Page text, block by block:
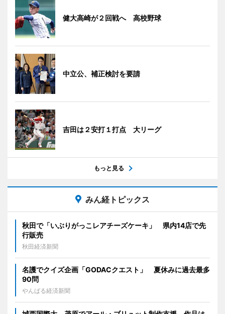
健大高崎が２回戦へ 高校野球
中立公、補正検討を要請
吉田は２安打１打点 大リーグ
もっと見る
みん経トピックス
秋田で「いぶりがっこレアチーズケーキ」 県内14店で先
行販売
秋田経済新聞
名護でクイズ企画「GODACクエスト」 夏休みに過去最多
90問
やんばる経済新聞